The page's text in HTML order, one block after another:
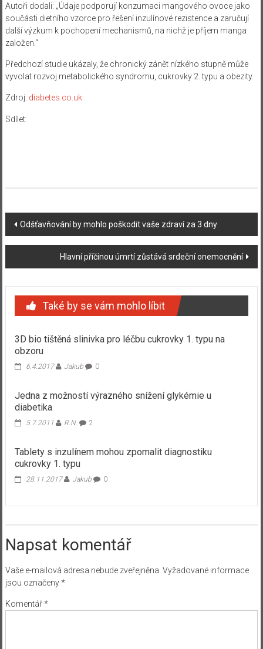
Autoři dodali: „Údaje podporují konzumaci mangového ovoce jako
součásti dietního vzorce pro řešení inzulínové rezistence a zaručují
další výzkum k pochopení mechanismů, na nichž je příjem manga
založen.“
Předchozí studie ukázaly, že chronický zánět nízkého stupně může
vyvolat rozvoj metabolického syndromu, cukrovky 2. typu a obezity.
Zdroj: diabetes.co.uk
Sdílet:
Navigace
příspěvku
Odšťavňování by mohlo poškodit vaše zdraví za 3 dny
Hlavní příčinou úmrtí zůstává srdeční onemocnění
Také by se vám mohlo líbit
3D bio tištěná slinivka pro léčbu cukrovky 1. typu na
obzoru
6.4.2017 Jakub 0
Jedna z možností výrazného snížení glykémie u
diabetika
5.7.2011 R.N. 2
Tablety s inzulínem mohou zpomalit diagnostiku
cukrovky 1. typu
28.11.2017 Jakub 0
Napsat komentář
Vaše e-mailová adresa nebude zveřejněna. Vyžadované informace
jsou označeny*
Komentář*